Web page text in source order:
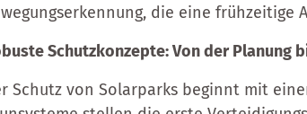
die eine frühzeitige
Schutzkonzepte: Von der Planung
Schutz von Solarparks beginnt mit